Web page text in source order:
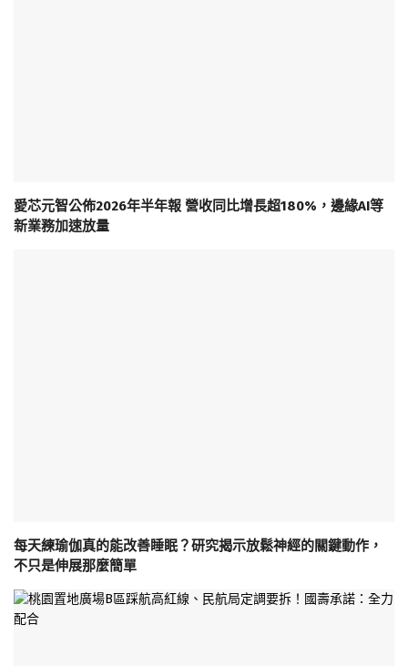
愛芯元智公佈2026年半年報 營收同比增長超180%，邊緣AI等
新業務加速放量
每天練瑜伽真的能改善睡眠？研究揭示放鬆神經的關鍵動作，
不只是伸展那麼簡單